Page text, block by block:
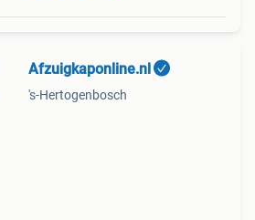
Afzuigkaponline.nl
's-Hertogenbosch